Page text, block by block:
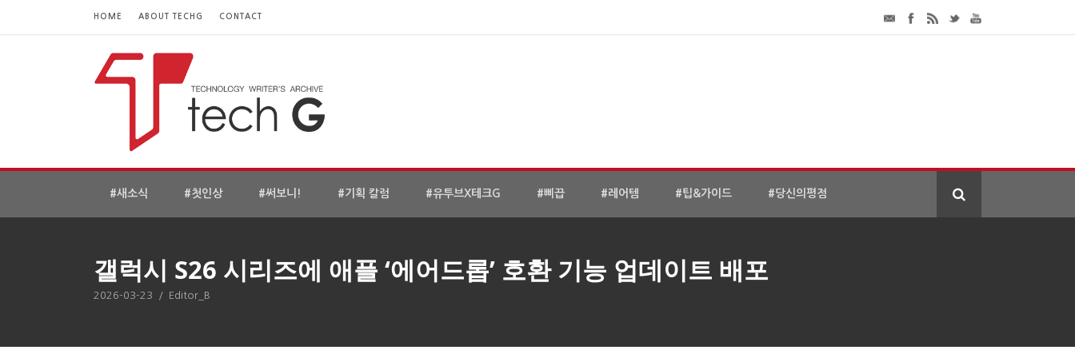
HOME ABOUT TECHG CONTACT
#새소식 #첫인상 #써보니! #기획 칼럼 #유투브X테크G #삐끕 #레어템 #팁&가이드 #당신의평점
갤럭시 S26 시리즈에 애플 ‘에어드롭’ 호환 기능 업데이트 배포
2026-03-23 / Editor_B